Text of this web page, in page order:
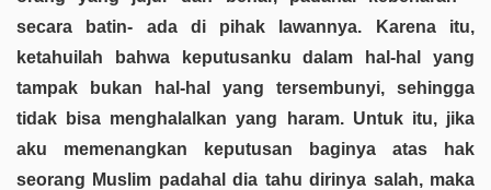
secara batin- ada di pihak lawannya. Karena itu,
ketahuilah bahwa keputusanku dalam hal-hal yang
tampak bukan hal-hal yang tersembunyi, sehingga
tidak bisa menghalalkan yang haram. Untuk itu, jika
aku memenangkan keputusan baginya atas hak
seorang Muslim padahal dia tahu dirinya salah, maka